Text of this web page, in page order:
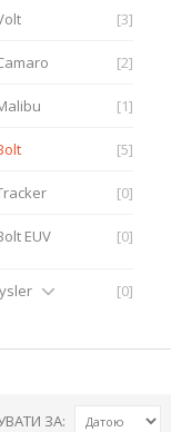
[3]
[2]
[1]
[5]
[0]
EUV [0]
[0]
ЗА: